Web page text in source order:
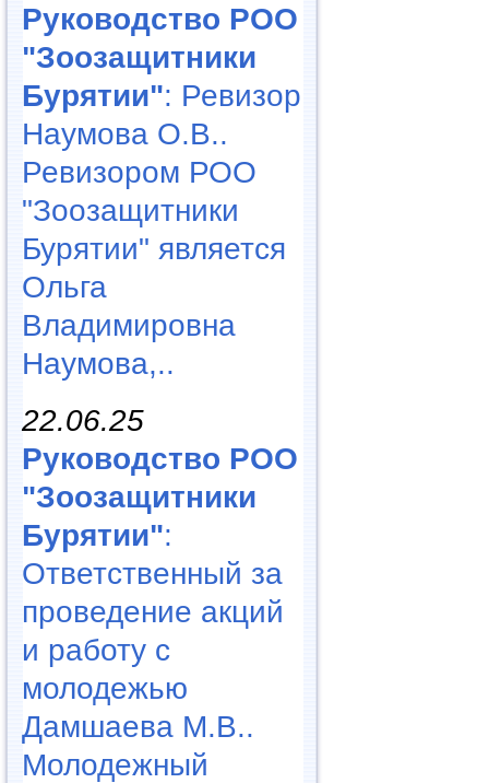
Руководство РОО
"Зоозащитники
Бурятии": Ревизор
Наумова О.В..
Ревизором РОО
"Зоозащитники
Бурятии" является
Ольга
Владимировна
Наумова,..
22.06.25
Руководство РОО
"Зоозащитники
Бурятии":
Ответственный за
проведение акций
и работу с
молодежью
Дамшаева М.В..
Молодежный